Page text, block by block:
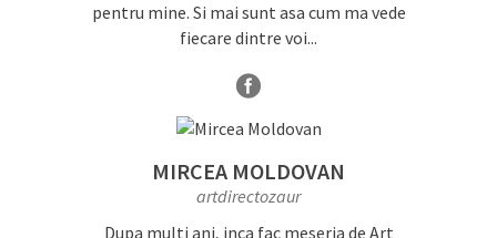
pentru mine. Si mai sunt asa cum ma vede
fiecare dintre voi...
MIRCEA MOLDOVAN
artdirectozaur
Dupa multi ani, inca fac meseria de Art